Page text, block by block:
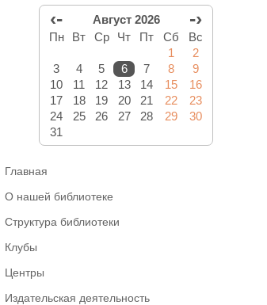
‹- Август 2026 -›
Пн Вт Ср Чт Пт Сб
Вс
1
2
3
4 5 6 7 8
9
10
11 12 13 14 15
16
17
18 19 20 21 22
23
24
25 26 27 28 29
30
31
Главная
О нашей библиотеке
Структура библиотеки
Клубы
Центры
Издательская деятельность